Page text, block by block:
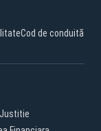
Cod de conduită